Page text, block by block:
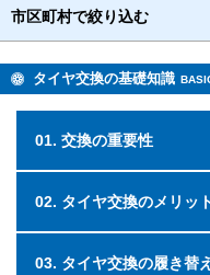
市区町村で絞り込む
タイヤ交換の基礎知識
01. 交換の重要性
02. タイヤ交換のメリッ
03. タイヤ交換の履き替